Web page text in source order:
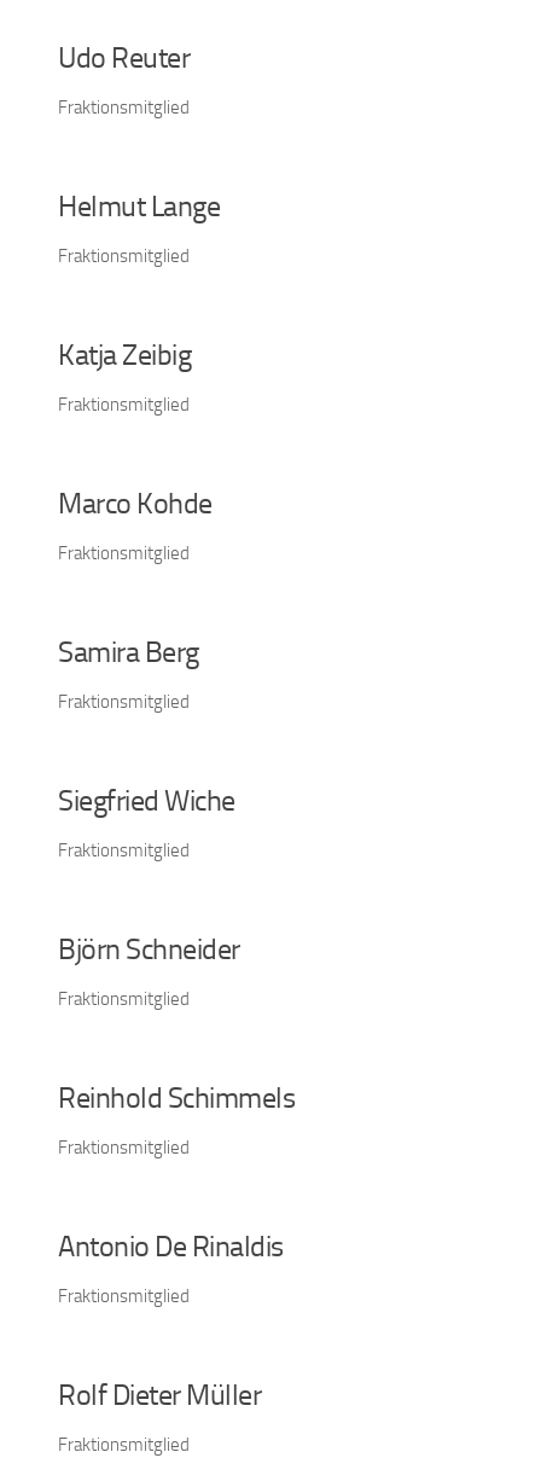
Udo Reuter
Fraktionsmitglied
Helmut Lange
Fraktionsmitglied
Katja Zeibig
Fraktionsmitglied
Marco Kohde
Fraktionsmitglied
Samira Berg
Fraktionsmitglied
Siegfried Wiche
Fraktionsmitglied
Björn Schneider
Fraktionsmitglied
Reinhold Schimmels
Fraktionsmitglied
Antonio De Rinaldis
Fraktionsmitglied
Rolf Dieter Müller
Fraktionsmitglied